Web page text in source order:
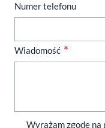
Numer telefonu
Wiadomość
Wyrażam zgodę